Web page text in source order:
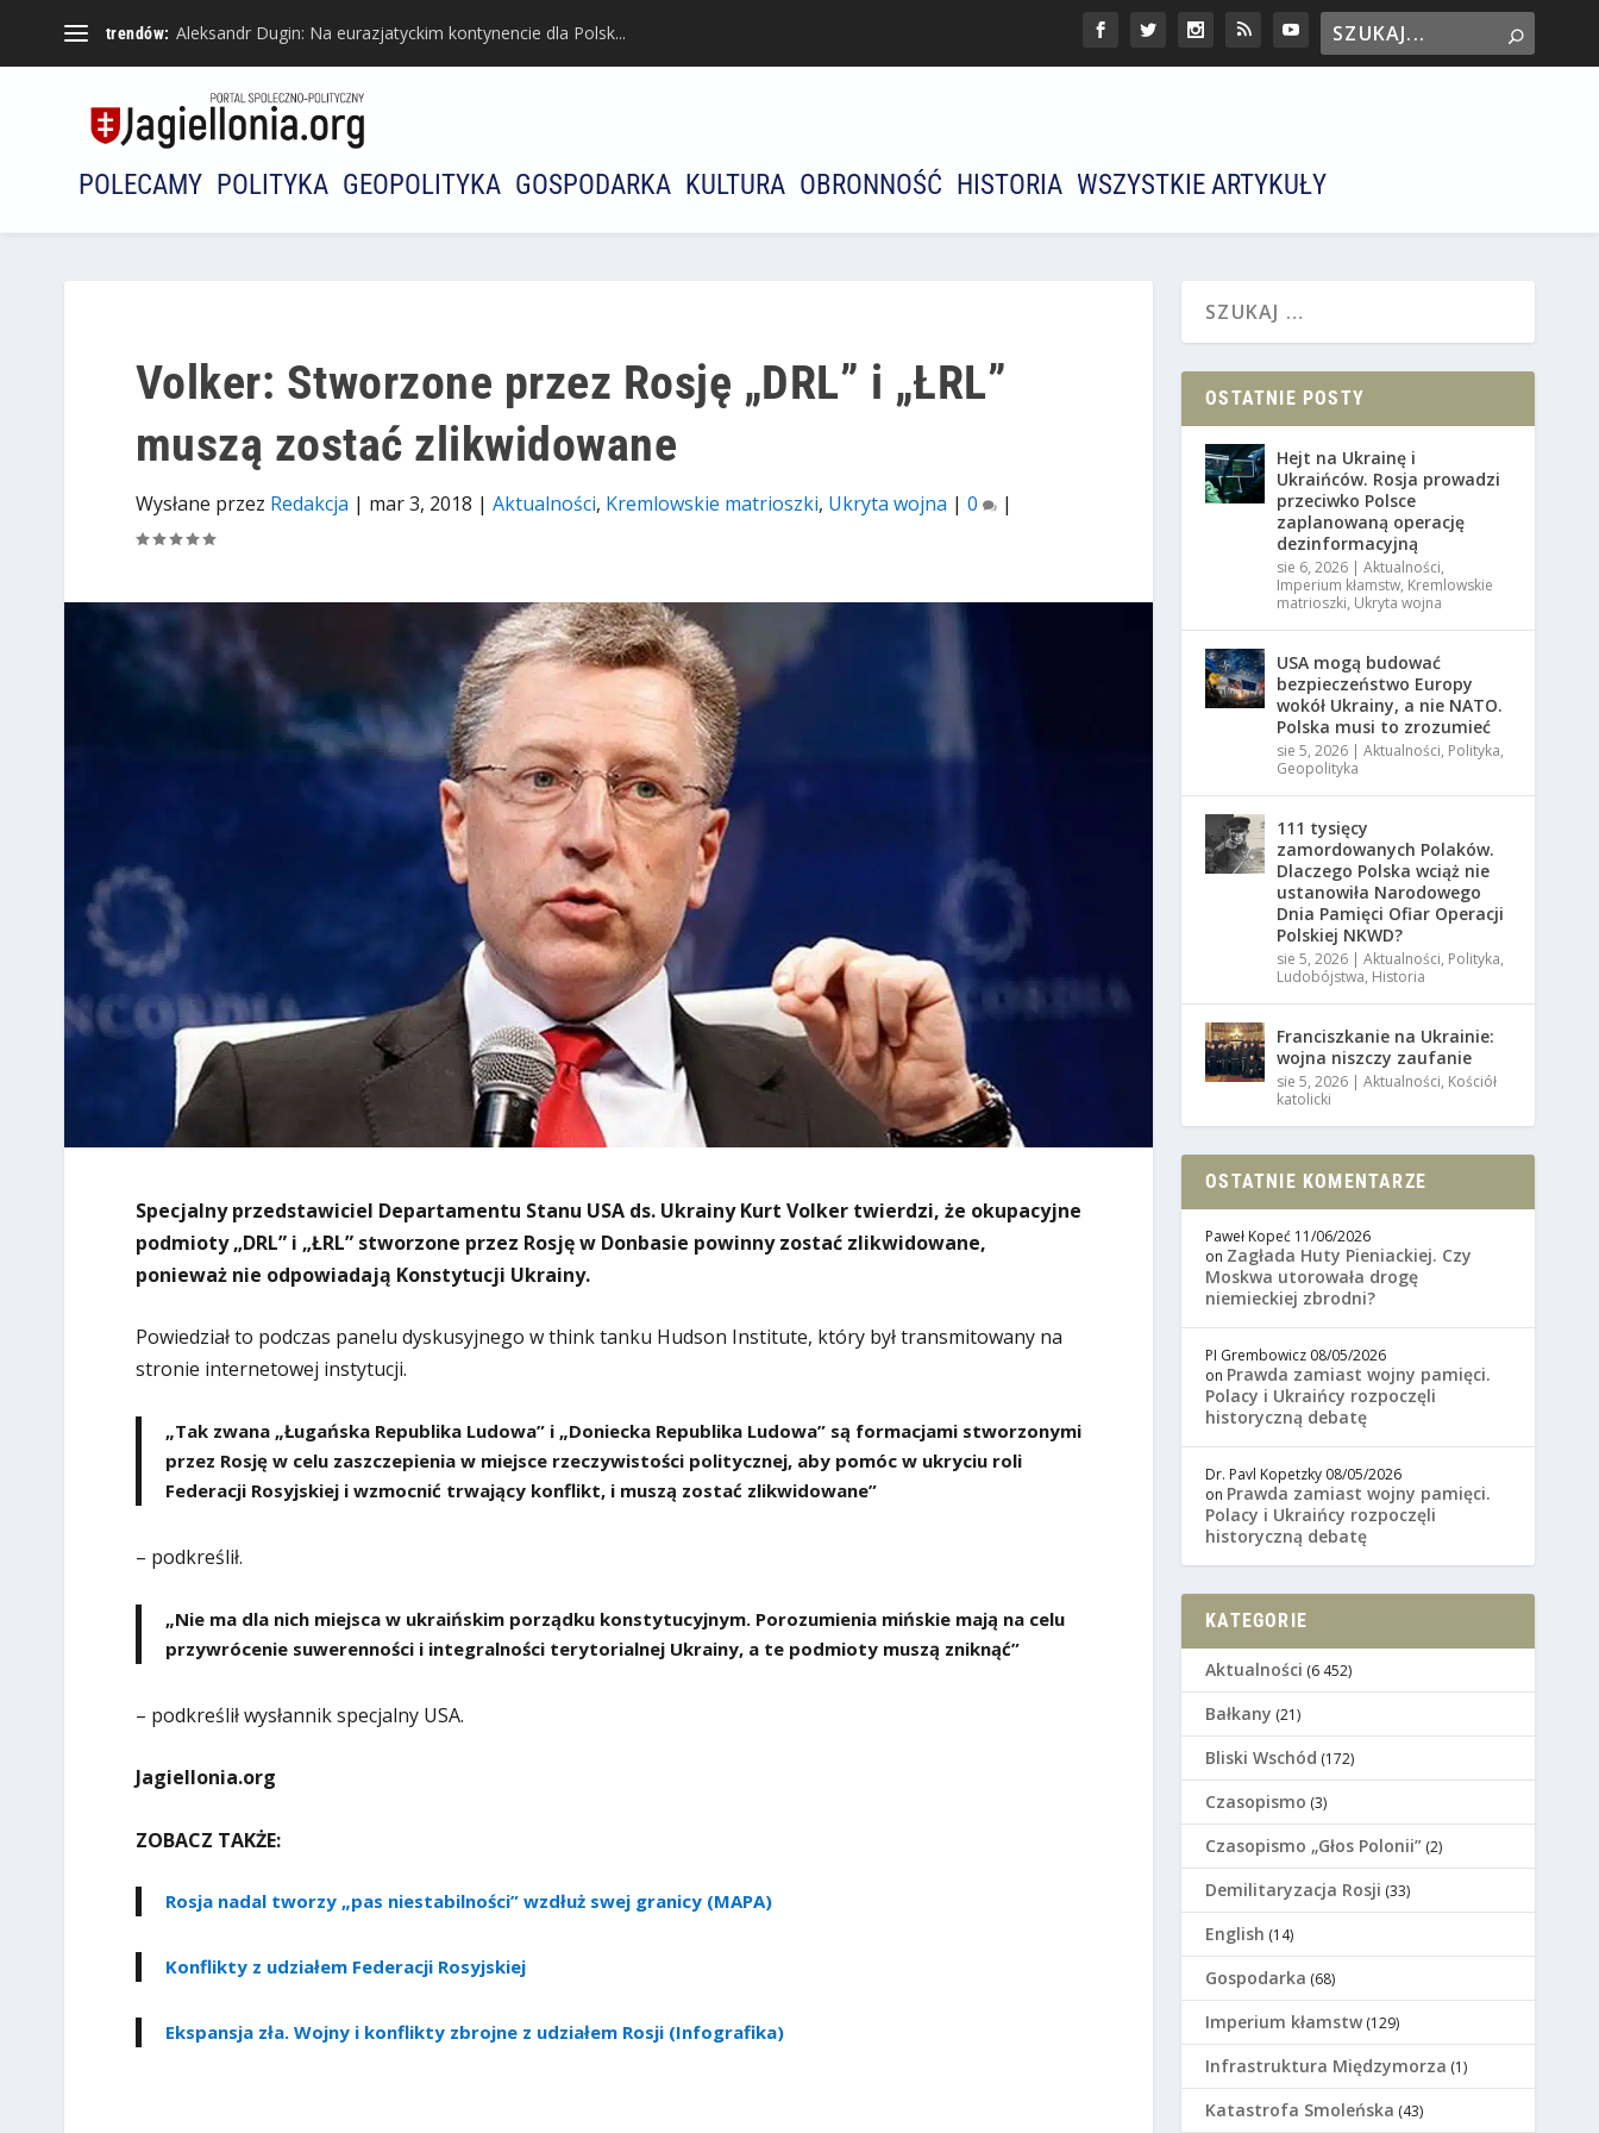
trendów: Aleksandr Dugin: Na eurazjatyckim kontynencie dla Polsk...
POLECAMY POLITYKA GEOPOLITYKA GOSPODARKA KULTURA OBRONNOŚĆ HISTORIA WSZYSTKIE ARTYKUŁY
Volker: Stworzone przez Rosję „DRL” i „ŁRL”
muszą zostać zlikwidowane
Wysłane przez Redakcja | mar 3, 2018 | Aktualności, Kremlowskie matrioszki, Ukryta wojna | 0 |
Specjalny przedstawiciel Departamentu Stanu USA ds. Ukrainy Kurt Volker twierdzi, że okupacyjne
podmioty „DRL” i „ŁRL” stworzone przez Rosję w Donbasie powinny zostać zlikwidowane,
ponieważ nie odpowiadają Konstytucji Ukrainy.
Powiedział to podczas panelu dyskusyjnego w think tanku Hudson Institute, który był transmitowany na
stronie internetowej instytucji.
„Tak zwana „Ługańska Republika Ludowa” i „Doniecka Republika Ludowa” są formacjami stworzonymi
przez Rosję w celu zaszczepienia w miejsce rzeczywistości politycznej, aby pomóc w ukryciu roli
Federacji Rosyjskiej i wzmocnić trwający konflikt, i muszą zostać zlikwidowane”
– podkreślił.
„Nie ma dla nich miejsca w ukraińskim porządku konstytucyjnym. Porozumienia mińskie mają na celu
przywrócenie suwerenności i integralności terytorialnej Ukrainy, a te podmioty muszą zniknąć”
– podkreślił wysłannik specjalny USA.
Jagiellonia.org
ZOBACZ TAKŻE:
Rosja nadal tworzy „pas niestabilności” wzdłuż swej granicy (MAPA)
Konflikty z udziałem Federacji Rosyjskiej
Ekspansja zła. Wojny i konflikty zbrojne z udziałem Rosji (Infografika)
OSTATNIE POSTY
Hejt na Ukrainę i
Ukraińców. Rosja prowadzi
przeciwko Polsce
zaplanowaną operację
dezinformacyjną
sie 6, 2026 |Aktualności,
Imperium kłamstw, Kremlowskie
matrioszki, Ukryta wojna
USA mogą budować
bezpieczeństwo Europy
wokół Ukrainy, a nie NATO.
Polska musi to zrozumieć
sie 5, 2026 |Aktualności, Polityka,
Geopolityka
111 tysięcy
zamordowanych Polaków.
Dlaczego Polska wciąż nie
ustanowiła Narodowego
Dnia Pamięci Ofiar Operacji
Polskiej NKWD?
sie 5, 2026 |Aktualności, Polityka,
Ludobójstwa, Historia
Franciszkanie na Ukrainie:
wojna niszczy zaufanie
sie 5, 2026 |Aktualności, Kościół
katolicki
OSTATNIE KOMENTARZE
Paweł Kopeć 11/06/2026
on Zagłada Huty Pieniackiej. Czy
Moskwa utorowała drogę
niemieckiej zbrodni?
PI Grembowicz 08/05/2026
on Prawda zamiast wojny pamięci.
Polacy i Ukraińcy rozpoczęli
historyczną debatę
Dr. Pavl Kopetzky 08/05/2026
on Prawda zamiast wojny pamięci.
Polacy i Ukraińcy rozpoczęli
historyczną debatę
KATEGORIE
Aktualności (6 452)
Bałkany (21)
Bliski Wschód (172)
Czasopismo (3)
Czasopismo „Głos Polonii” (2)
Demilitaryzacja Rosji (33)
English (14)
Gospodarka (68)
Imperium kłamstw (129)
Infrastruktura Międzymorza (1)
Katastrofa Smoleńska (43)